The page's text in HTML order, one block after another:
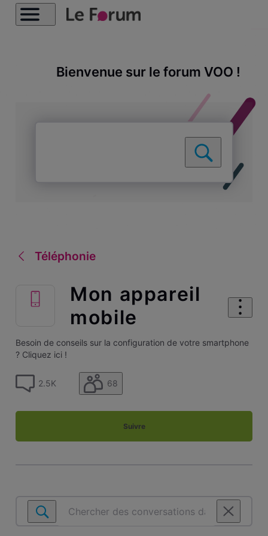
Bienvenue sur le forum VOO !
Téléphonie
Mon appareil
mobile
Besoin de conseils sur la configuration de votre smartphone
? Cliquez ici !
2.5K 68
Suivre
Chercher